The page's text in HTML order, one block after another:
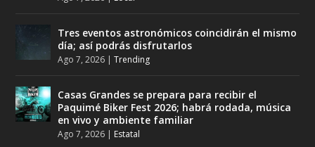
Tres eventos astronómicos coincidirán el mismo
día; así podrás disfrutarlos
Ago 7, 2026 |Trending
Casas Grandes se prepara para recibir el
Paquimé Biker Fest 2026; habrá rodada, música
en vivo y ambiente familiar
Ago 7, 2026 | Estatal